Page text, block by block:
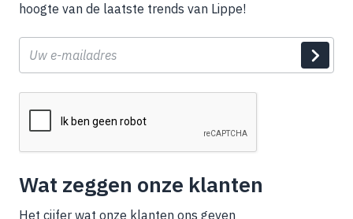
hoogte van de laatste trends van Lippe!
mail
Wat zeggen onze klanten
Het cijfer wat onze klanten ons geven